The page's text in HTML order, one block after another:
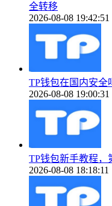
全转移
2026-08-08 19:42:51
TP钱包在国内安全
2026-08-08 19:00:31
TP钱包新手教程，
2026-08-08 18:18:11